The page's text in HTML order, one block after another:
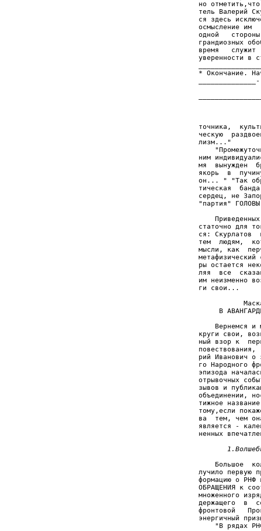
но
тель Валерий
ся здесь
осмысление
одной
грандиозных
время
уверенности
*
точника,
ческую
лизм..."
ним
мя  вынужден
якорь  в
он... " "Так
тическая
сердец, не
"партия"
статочно для
ся: Скурлатов
тем  людям,
мысли, как
ры остается
ляя  все
им неизменно
ги свои...
В
Вернемся и
круги свои,
ный взор к
рий Иванович о
го Народного
эпизода
отрывочных
зывов и
объединении,
тижное
тому,если
ва  тем, чем
является -
ненных
Большое
лучило первую
формацию о РНФ
ОБРАЩЕНИЯ к
множенного
держащего  в
фронтовой
энергичный
"В рядах